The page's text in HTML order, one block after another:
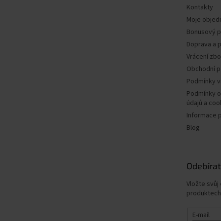
Kontakty
Moje
Bonusový
Doprava a
Vrácení
Obchodní
Podmínky
Podmínky
údajů a
Informace
Blog
Vložte svůj
E-mail